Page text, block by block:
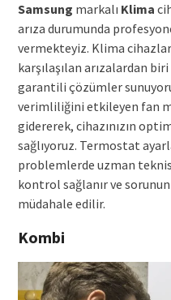
Samsung markalı Klima
arıza durumunda
vermekteyiz. Klima
karşılaşılan arızalardan
garantili çözümler
verimliliğini etkileyen fan
gidererek, cihazınızın
sağlıyoruz. Termostat
problemlerde uzman
kontrol sağlanır ve
müdahale edilir.
Kombi